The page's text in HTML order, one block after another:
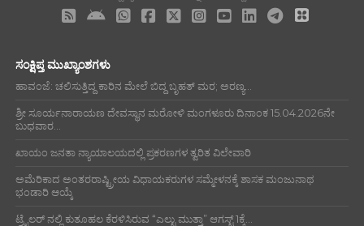
ಸಂಕ್ಷಿಪ್ತ ಮುಖ್ಯಾಂಶಗಳು
ಹಾವಂಜೆ: ಚಲಿಸುತ್ತಿದ್ದ ಕಾರಿನ ಮೇಲೆ ಬಿದ್ದ ಬೃಹತ್ ಮರ; ಅರಣ್ಯ...
ಶ್ರೀ ಸೂರ್ಯನಾರಾಯಣ ದೇವಸ್ಥಾನ ಮರೋಳಿ ಮಂಗಳೂರು ದಿನಾಂಕ 15.04.2026ನೇ
ಬುಧವಾರ...
ಖಾಯಂ ಜನತಾ ನ್ಯಾಯಾಲಯದಲ್ಲಿ ಪ್ರಕರಣಗಳ ತ್ವರಿತ ವಿಲೇವಾರಿ
ಅಮೆರಿಕಾದ ಅಂತರರಾಷ್ಟ್ರೀಯ ವಿಧಾಯಕರುಗಳ ಸಮ್ಮೇಳನಕ್ಕೆ ಶಾಸಕ ಮಂಜುನಾಥ
ಭಂಡಾರಿ ಆಯ್ಕೆ
ಟ್ರೈಲರ್ ನಲ್ಲಿ ಕುತೂಹಲ ಕೆರಳಿಸಿರುವ “ಎಲ್ಟು ಮುತ್ತಾ” ಆಗಸ್ಟ್ 1ಕ್ಕೆ...